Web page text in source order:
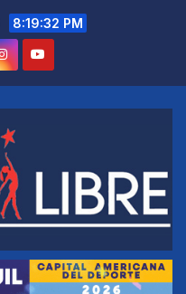
8:19:33 PM